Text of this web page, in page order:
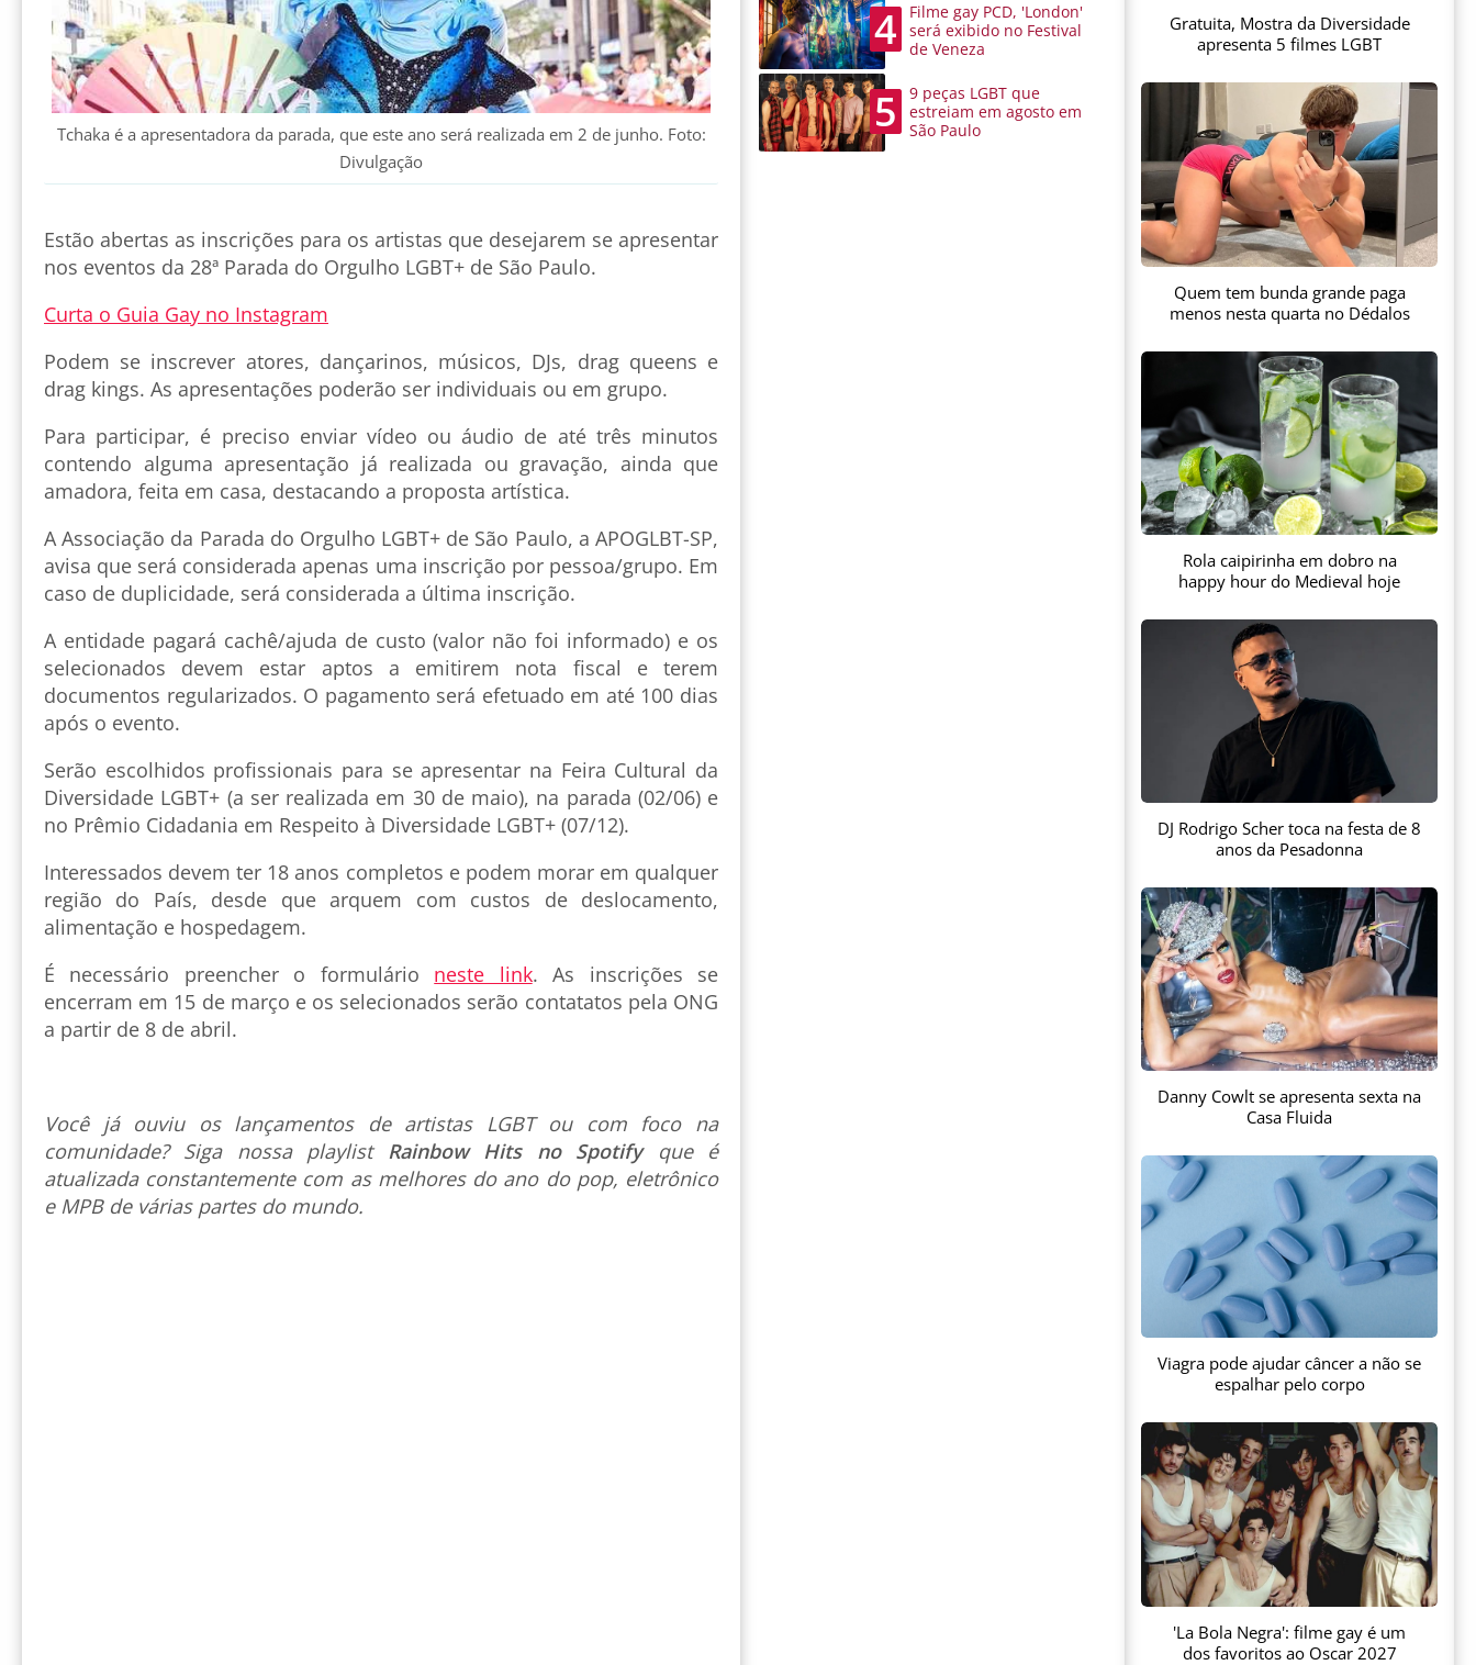
Tchaka é a apresentadora da parada, que este ano será realizada em 2 de junho. Foto:
Divulgação
Estão abertas as inscrições para os artistas que desejarem se apresentar
nos eventos da 28ª Parada do Orgulho LGBT+ de São Paulo.
Curta o Guia Gay no Instagram
Podem se inscrever atores, dançarinos, músicos, DJs, drag queens e
drag kings. As apresentações poderão ser individuais ou em grupo.
Para participar, é preciso enviar vídeo ou áudio de até três minutos
contendo alguma apresentação já realizada ou gravação, ainda que
amadora, feita em casa, destacando a proposta artística.
A Associação da Parada do Orgulho LGBT+ de São Paulo, a APOGLBT-SP,
avisa que será considerada apenas uma inscrição por pessoa/grupo. Em
caso de duplicidade, será considerada a última inscrição.
A entidade pagará cachê/ajuda de custo (valor não foi informado) e os
selecionados devem estar aptos a emitirem nota fiscal e terem
documentos regularizados. O pagamento será efetuado em até 100 dias
após o evento.
Serão escolhidos profissionais para se apresentar na Feira Cultural da
Diversidade LGBT+ (a ser realizada em 30 de maio), na parada (02/06) e
no Prêmio Cidadania em Respeito à Diversidade LGBT+ (07/12).
Interessados devem ter 18 anos completos e podem morar em qualquer
região do País, desde que arquem com custos de deslocamento,
alimentação e hospedagem.
É necessário preencher o formulário neste link. As inscrições se
encerram em 15 de março e os selecionados serão contatatos pela ONG
a partir de 8 de abril.
Você já ouviu os lançamentos de artistas LGBT ou com foco na
comunidade? Siga nossa playlist Rainbow Hits no Spotify que é
atualizada constantemente com as melhores do ano do pop, eletrônico
e MPB de várias partes do mundo.
4
Filme gay PCD, 'London'
será exibido no Festival
de Veneza
5
9 peças LGBT que
estreiam em agosto em
São Paulo
Gratuita, Mostra da Diversidade
apresenta 5 filmes LGBT
Quem tem bunda grande paga
menos nesta quarta no Dédalos
Rola caipirinha em dobro na
happy hour do Medieval hoje
DJ Rodrigo Scher toca na festa de 8
anos da Pesadonna
Danny Cowlt se apresenta sexta na
Casa Fluida
Viagra pode ajudar câncer a não se
espalhar pelo corpo
'La Bola Negra': filme gay é um
dos favoritos ao Oscar 2027